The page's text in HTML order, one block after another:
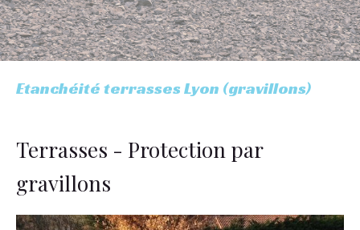
Etanchéité terrasses Lyon (gravillons)
Terrasses - Protection par
gravillons